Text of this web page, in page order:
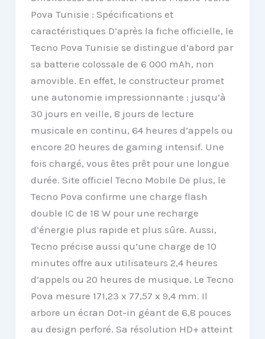
Pova Tunisie : Spécifications et
caractéristiques D’après la fiche officielle, le
Tecno Pova Tunisie se distingue d’abord par
sa batterie colossale de 6 000 mAh, non
amovible. En effet, le constructeur promet
une autonomie impressionnante : jusqu’à
30 jours en veille, 8 jours de lecture
musicale en continu, 64 heures d’appels ou
encore 20 heures de gaming intensif. Une
fois chargé, vous êtes prêt pour une longue
durée. Site officiel Tecno Mobile De plus, le
Tecno Pova confirme une charge flash
double IC de 18 W pour une recharge
d’énergie plus rapide et plus sûre. Aussi,
Tecno précise aussi qu’une charge de 10
minutes offre aux utilisateurs 2,4 heures
d’appels ou 20 heures de musique. Le Tecno
Pova mesure 171,23 x 77,57 x 9,4 mm. Il
arbore un écran Dot-in géant de 6,8 pouces
au design perforé. Sa résolution HD+ atteint